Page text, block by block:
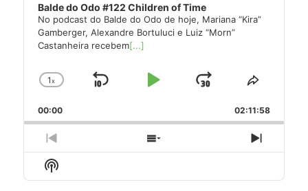
Balde do Odo #122 Children of Time
No podcast do Balde do Odo de hoje, Mariana “Kira”
Gamberger, Alexandre Bortuluci e Luiz “Morn”
Castanheira recebem[...]
Change
Rate
1x
Skip
Play
Jump
Forward
Share
Episode
00:00 02:11:58
Previous
Episode
Show
Episodes
Next
Episode
Show
Podcast